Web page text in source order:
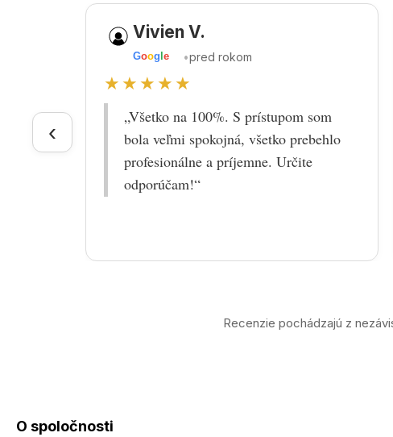
‹
Vivien V.
Goog le •pred rokom
★★★★★
„Všetko na 100%. S prístupom som
bola veľmi spokojná, všetko prebehlo
profesionálne a príjemne. Určite
odporúčam!“
Recenzie pochádzajú z
O spoločnosti